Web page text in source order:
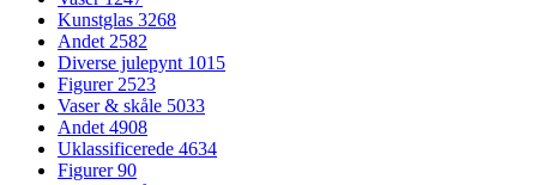
Kunstglas 3268
Andet 2582
Diverse julepynt 1015
Figurer 2523
Vaser & skåle 5033
Andet 4908
Uklassificerede 4634
Figurer90